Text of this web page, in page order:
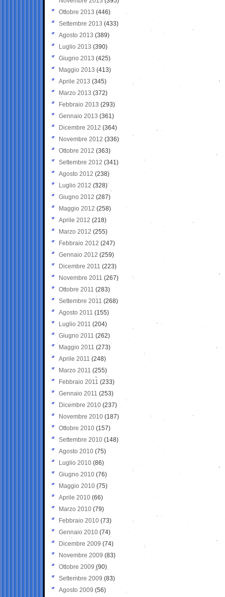
Ottobre 2013 (446)
Settembre 2013 (433)
Agosto 2013 (389)
Luglio 2013 (390)
Giugno 2013 (425)
Maggio 2013 (413)
Aprile 2013 (345)
Marzo 2013 (372)
Febbraio 2013 (293)
Gennaio 2013 (361)
Dicembre 2012 (364)
Novembre 2012 (336)
Ottobre 2012 (363)
Settembre 2012 (341)
Agosto 2012 (238)
Luglio 2012 (328)
Giugno 2012 (287)
Maggio 2012 (258)
Aprile 2012 (218)
Marzo 2012 (255)
Febbraio 2012 (247)
Gennaio 2012 (259)
Dicembre 2011 (223)
Novembre 2011 (267)
Ottobre 2011 (283)
Settembre 2011 (268)
Agosto 2011 (155)
Luglio 2011 (204)
Giugno 2011 (262)
Maggio 2011 (273)
Aprile 2011 (248)
Marzo 2011 (255)
Febbraio 2011 (233)
Gennaio 2011 (253)
Dicembre 2010 (237)
Novembre 2010 (187)
Ottobre 2010 (157)
Settembre 2010 (148)
Agosto 2010 (75)
Luglio 2010 (86)
Giugno 2010 (76)
Maggio 2010 (75)
Aprile 2010 (66)
Marzo 2010 (79)
Febbraio 2010 (73)
Gennaio 2010 (74)
Dicembre 2009 (74)
Novembre 2009 (83)
Ottobre 2009 (90)
Settembre 2009 (83)
Agosto 2009 (56)